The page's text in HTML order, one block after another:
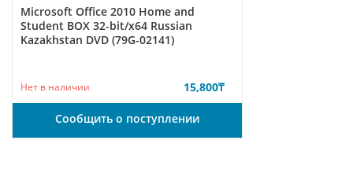
Microsoft Office 2010 Home and
Student BOX 32-bit/x64 Russian
Kazakhstan DVD (79G-02141)
Нет в наличии 15,800₸
Сообщить о поступлении